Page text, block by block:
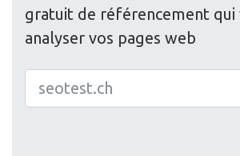
gratuit de référencement qui
analyser vos pages web